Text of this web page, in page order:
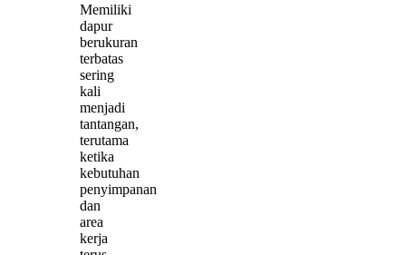
Memiliki
dapur
berukuran
terbatas
sering
kali
menjadi
tantangan,
terutama
ketika
kebutuhan
penyimpanan
dan
area
kerja